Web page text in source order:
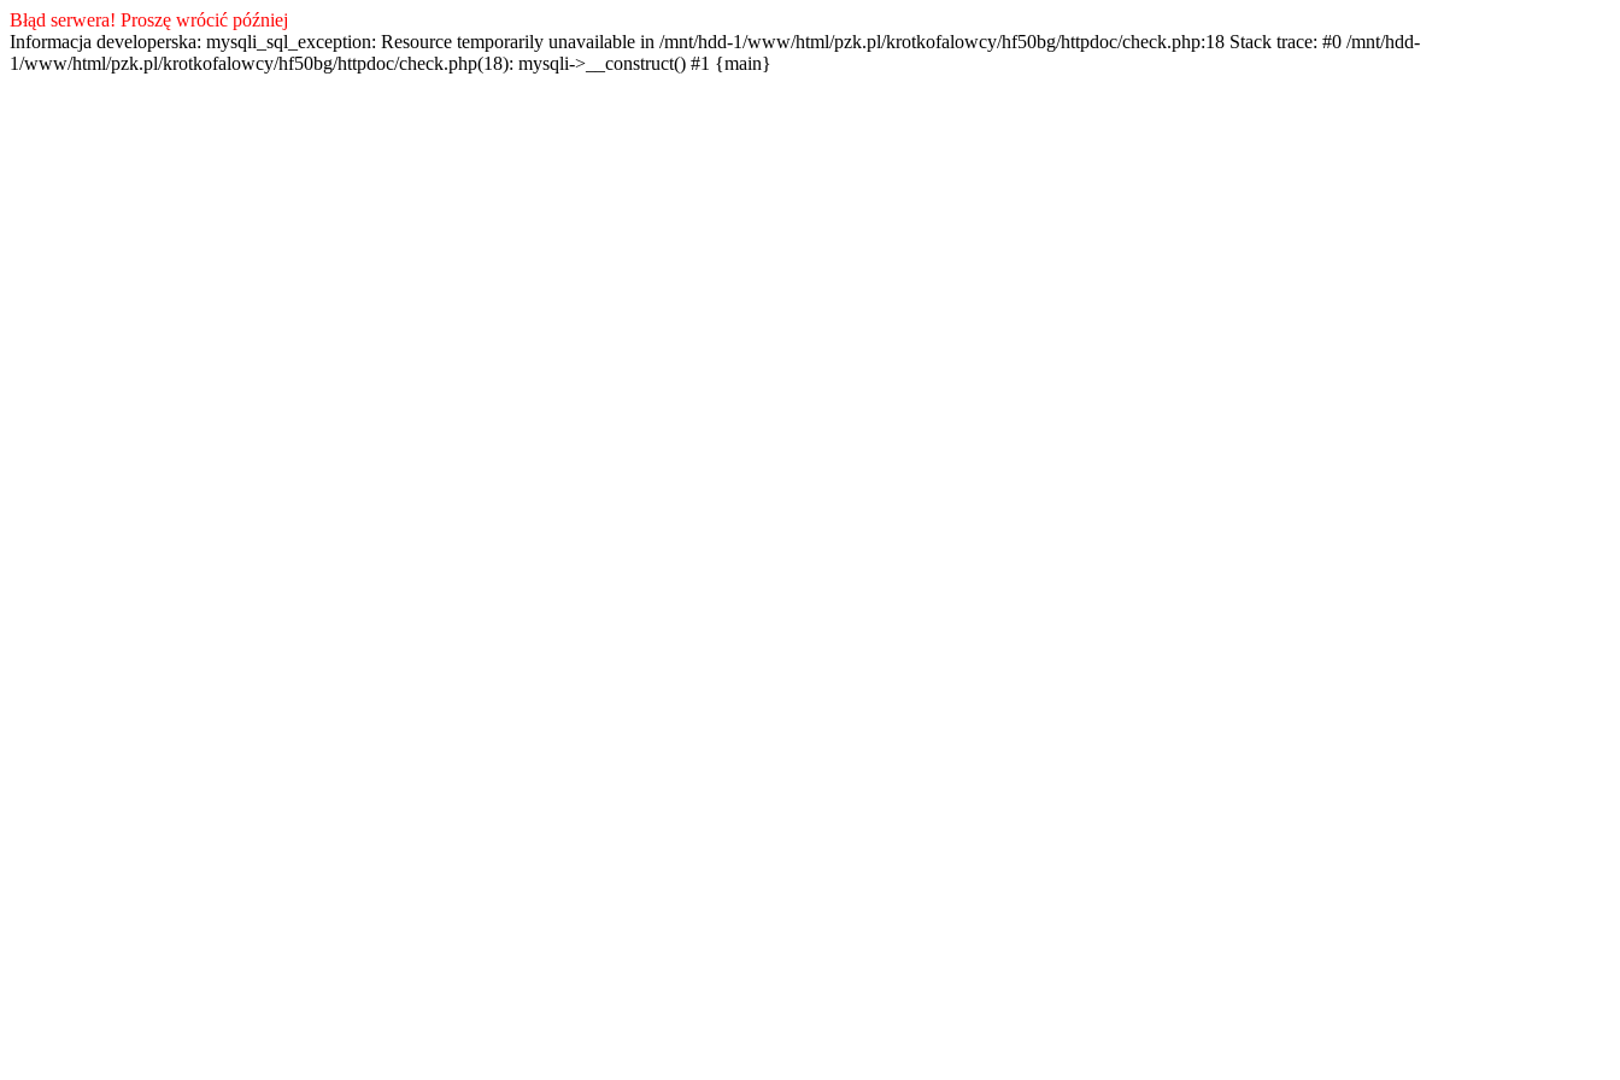
Błąd serwera! Proszę wrócić później
Informacja developerska: mysqli_sql_exception: Resource temporarily unavailable in /mnt/hdd-1/www/html/pzk.pl/krotkofalowcy/hf50bg/httpdoc/check.php:18 Stack trace: #0 /mnt/hdd-
1/www/html/pzk.pl/krotkofalowcy/hf50bg/httpdoc/check.php(18): mysqli->__construct() #1 {main}